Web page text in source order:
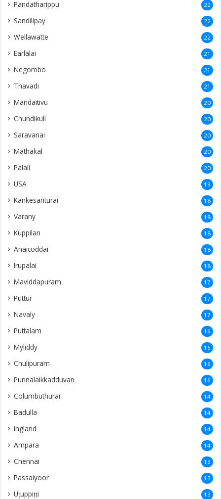
Pandatharippu 22
Sandilipay 22
Wellawatte 22
Earlalai 21
Negombo 21
Thavadi 21
Mandaitivu 20
Chundikuli 20
Saravanai 20
Mathakal 20
Palali 20
USA 19
Kankesanturai 18
Varany 18
Kuppilan 18
Anaicoddai 18
Irupalai 18
Maviddapuram 17
Puttur 17
Navaly 17
Puttalam 16
Myliddy 16
Chulipuram 16
Punnalaikkadduvan 16
Columbuthurai 14
Badulla 14
Ingland 14
Ampara 14
Chennai 13
Passaiyoor 13
Uṭuppiṭṭi 13